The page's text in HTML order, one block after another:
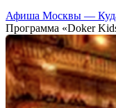
Афиша Москвы —
Программа «Doker